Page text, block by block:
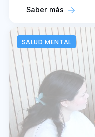
Saber más
SALUD MENTAL